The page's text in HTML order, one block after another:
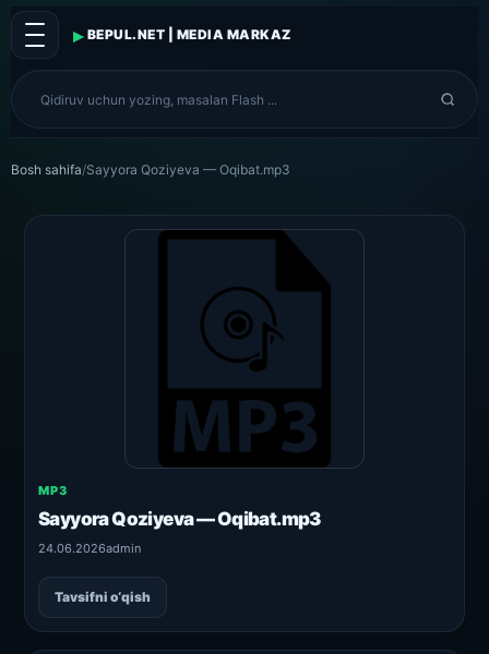
▸ BEPUL.NET | MEDIA MARKAZ
Bosh sahifa/Sayyora Qoziyeva — Oqibat.mp3
MP3
Sayyora Qoziyeva — Oqibat.mp3
24.06.2026admin
Tavsifni o‘qish